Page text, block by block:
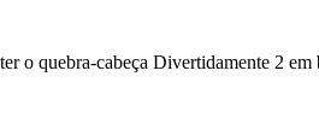
o quebra-cabeça Divertidamente 2 em